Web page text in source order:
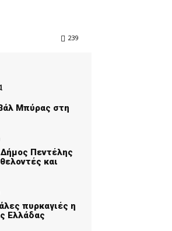
239
Μπύρας στη
Δήμος Πεντέλης
και
πυρκαγιές η
Ελλάδας